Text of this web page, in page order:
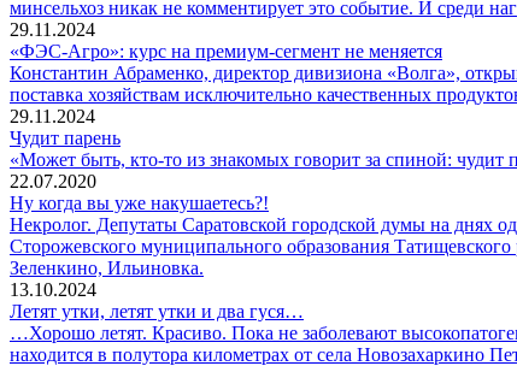
минсельхоз никак не комментирует это событие. И среди
29.11.2024
«ФЭС-Агро»: курс на премиум-сегмент не меняется
Константин Абраменко, директор дивизиона «Волга»,
поставка хозяйствам исключительно качественных
29.11.2024
Чудит парень
«Может быть, кто-то из знакомых говорит за спиной:
22.07.2020
Ну когда вы уже накушаетесь?!
Некролог. Депутаты Саратовской городской думы на днях
Сторожевского муниципального образования
Зеленкино, Ильиновка.
13.10.2024
Летят утки, летят утки и два гуся…
…Хорошо летят. Красиво. Пока не заболевают
находится в полутора километрах от села Новозахаркино